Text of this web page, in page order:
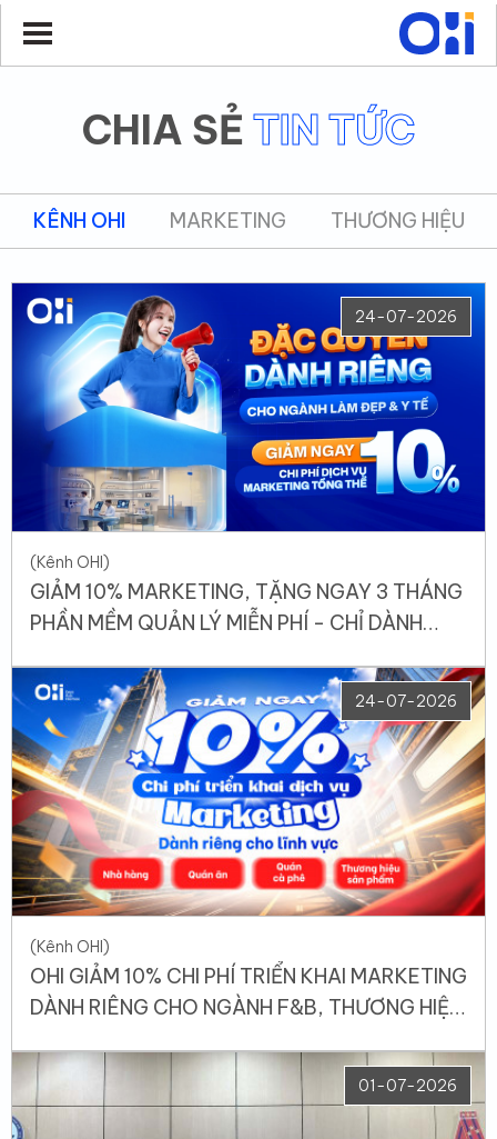
CHIA SẺ TIN TỨC
KÊNH OHI MARKETING THƯƠNG HIỆU
24-07-2026
(Kênh OHI)
GIẢM 10% MARKETING, TẶNG NGAY 3 THÁNG
PHẦN MỀM QUẢN LÝ MIỄN PHÍ - CHỈ DÀNH
NHA KHOA VÀ Y TẾ
24-07-2026
(Kênh OHI)
OHI GIẢM 10% CHI PHÍ TRIỂN KHAI MARKETING
DÀNH RIÊNG CHO NGÀNH F&B, THƯƠNG HIỆU
01-07-2026